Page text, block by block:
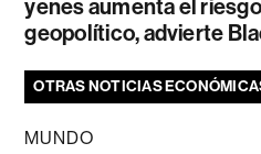
yenes aumenta el riesgo
geopolítico, advierte
OTRAS NOTICIAS
MUNDO